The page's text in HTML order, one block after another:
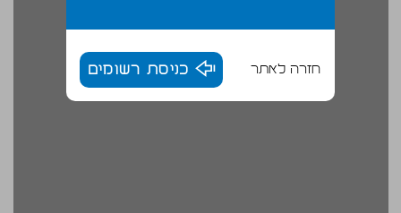
חזרה לאתר כניסת רשומים